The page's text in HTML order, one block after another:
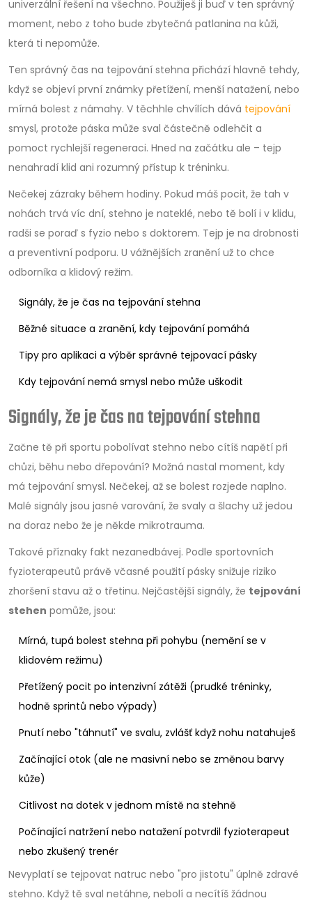
univerzální řešení na všechno. Použiješ ji buď v ten správný
moment, nebo z toho bude zbytečná patlanina na kůži,
která ti nepomůže.
Ten správný čas na tejpování stehna přichází hlavně tehdy,
když se objeví první známky přetížení, menší natažení, nebo
mírná bolest z námahy. V těchhle chvílích dává tejpování
smysl, protože páska může sval částečně odlehčit a
pomoct rychlejší regeneraci. Hned na začátku ale – tejp
nenahradí klid ani rozumný přístup k tréninku.
Nečekej zázraky během hodiny. Pokud máš pocit, že tah v
nohách trvá víc dní, stehno je nateklé, nebo tě bolí i v klidu,
radši se poraď s fyzio nebo s doktorem. Tejp je na drobnosti
a preventivní podporu. U vážnějších zranění už to chce
odborníka a klidový režim.
Signály, že je čas na tejpování stehna
Běžné situace a zranění, kdy tejpování pomáhá
Tipy pro aplikaci a výběr správné tejpovací pásky
Kdy tejpování nemá smysl nebo může uškodit
Signály, že je čas na tejpování stehna
Začne tě při sportu pobolívat stehno nebo cítíš napětí při
chůzi, běhu nebo dřepování? Možná nastal moment, kdy
má tejpování smysl. Nečekej, až se bolest rozjede naplno.
Malé signály jsou jasné varování, že svaly a šlachy už jedou
na doraz nebo že je někde mikrotrauma.
Takové příznaky fakt nezanedbávej. Podle sportovních
fyzioterapeutů právě včasné použití pásky snižuje riziko
zhoršení stavu až o třetinu. Nejčastější signály, že tejpování
stehen pomůže, jsou:
Mírná, tupá bolest stehna při pohybu (nemění se v
klidovém režimu)
Přetížený pocit po intenzivní zátěži (prudké tréninky,
hodně sprintů nebo výpady)
Pnutí nebo "táhnutí" ve svalu, zvlášť když nohu natahuješ
Začínající otok (ale ne masivní nebo se změnou barvy
kůže)
Citlivost na dotek v jednom místě na stehně
Počínající natržení nebo natažení potvrdil fyzioterapeut
nebo zkušený trenér
Nevyplatí se tejpovat natruc nebo "pro jistotu" úplně zdravé
stehno. Když tě sval netáhne, nebolí a necítíš žádnou